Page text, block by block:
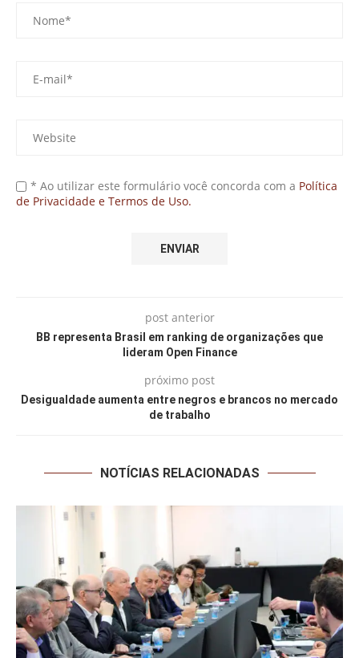
* Ao utilizar este formulário você concorda com a Política
de Privacidade e Termos de Uso.
post anterior
BB representa Brasil em ranking de organizações que
lideram Open Finance
próximo post
Desigualdade aumenta entre negros e brancos no mercado
de trabalho
NOTÍCIAS RELACIONADAS